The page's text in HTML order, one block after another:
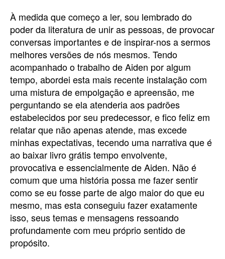
À medida que começo a ler, sou lembrado do
poder da literatura de unir as pessoas, de provocar
conversas importantes e de inspirar-nos a sermos
melhores versões de nós mesmos. Tendo
acompanhado o trabalho de Aiden por algum
tempo, abordei esta mais recente instalação com
uma mistura de empolgação e apreensão, me
perguntando se ela atenderia aos padrões
estabelecidos por seu predecessor, e fico feliz em
relatar que não apenas atende, mas excede
minhas expectativas, tecendo uma narrativa que é
ao baixar livro grátis tempo envolvente,
provocativa e essencialmente de Aiden. Não é
comum que uma história possa me fazer sentir
como se eu fosse parte de algo maior do que eu
mesmo, mas esta conseguiu fazer exatamente
isso, seus temas e mensagens ressoando
profundamente com meu próprio sentido de
propósito.